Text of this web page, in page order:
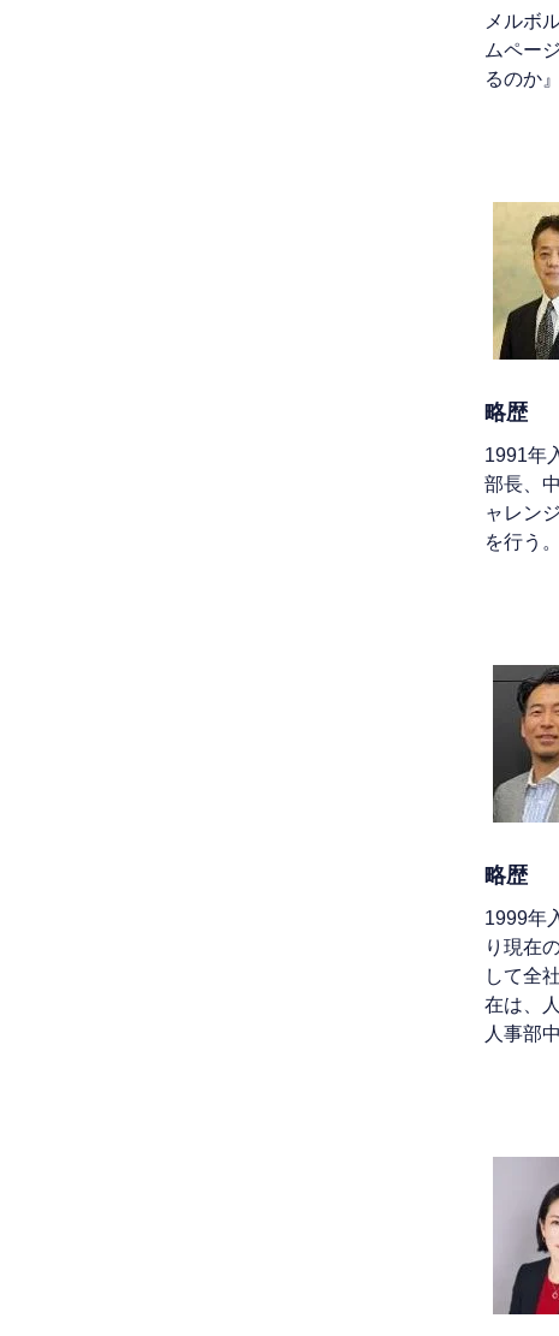
メルボ
ムペー
るのか
略歴
1991年
部長、
ャレン
を行う。
略歴
1999年
り現在
して全
在は、
人事部